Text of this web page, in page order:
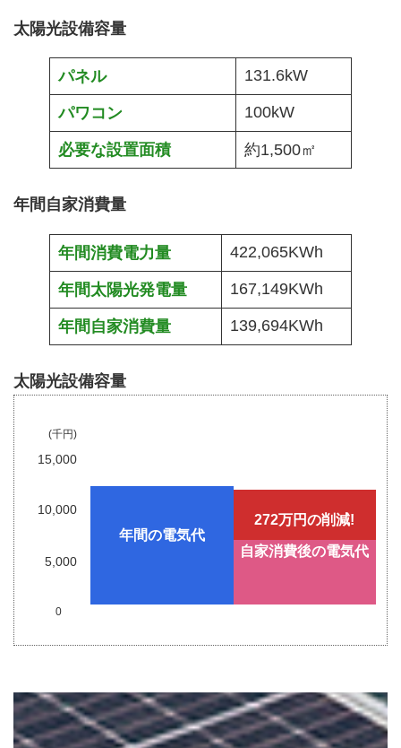
太陽光設備容量
パネル 131.6kW
パワコン 100kW
必要な設置面積 約1,500㎡
年間自家消費量
年間消費電力量 422,065KWh
年間太陽光発電量 167,149KWh
年間自家消費量 139,694KWh
太陽光設備容量
(千円)
15,000
10,000
5,000
年間の電気代
272万円の削減!
自家消費後の電気代
0